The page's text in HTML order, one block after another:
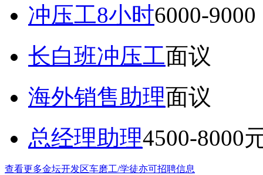
冲压工8小时6000-
长白班冲压工面议
海外销售助理面议
总经理助理4500-8000
查看更多金坛开发区车磨工/学徒亦可招聘信息